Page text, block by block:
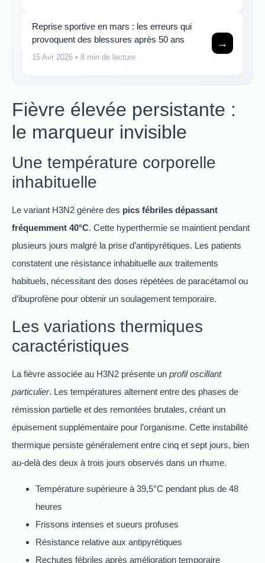
Reprise sportive en mars : les erreurs qui
provoquent des blessures après 50 ans
15 Avr 2026 • 8 min de lecture
→
Fièvre élevée persistante :
le marqueur invisible
Une température corporelle
inhabituelle
Le variant H3N2 génère des pics fébriles dépassant
fréquemment 40°C. Cette hyperthermie se maintient pendant
plusieurs jours malgré la prise d’antipyrétiques. Les patients
constatent une résistance inhabituelle aux traitements
habituels, nécessitant des doses répétées de paracétamol ou
d’ibuprofène pour obtenir un soulagement temporaire.
Les variations thermiques
caractéristiques
La fièvre associée au H3N2 présente un profil oscillant
particulier. Les températures alternent entre des phases de
rémission partielle et des remontées brutales, créant un
épuisement supplémentaire pour l’organisme. Cette instabilité
thermique persiste généralement entre cinq et sept jours, bien
au-delà des deux à trois jours observés dans un rhume.
Température supérieure à 39,5°C pendant plus de 48
heures
Frissons intenses et sueurs profuses
Résistance relative aux antipyrétiques
Rechutes fébriles après amélioration temporaire